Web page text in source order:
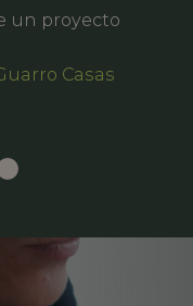
un proyecto
Casas